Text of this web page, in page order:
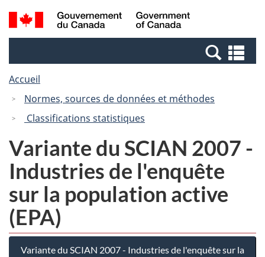
Passer
au
Passer
à
Canada
Recherche
et
et
Accueil
Normes, sources de données et méthodes
Classifications statistiques
Variante du SCIAN 2007 -
Industries de l'enquête
sur la population active
(EPA)
Variante du SCIAN 2007 - Industries de l'enquête sur la